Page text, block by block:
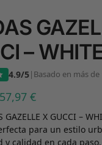
–
4.9/5| Basado en más de
57,97€
GAZELLE X GUCCI –
para un estilo
y calidad en cada paso.